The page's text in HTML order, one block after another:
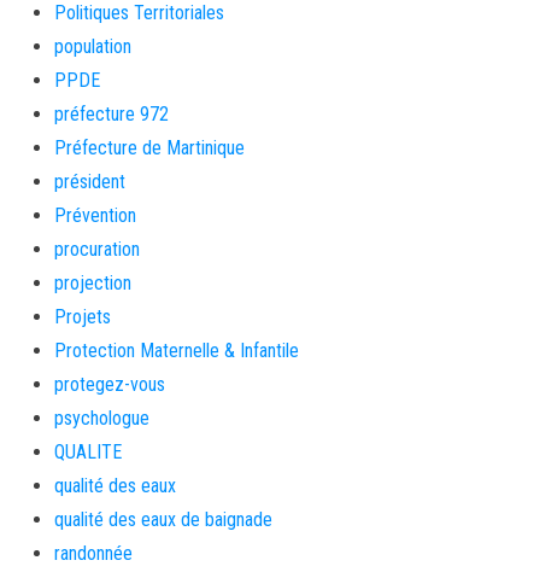
Politiques Territoriales
population
PPDE
préfecture 972
Préfecture de Martinique
président
Prévention
procuration
projection
Projets
Protection Maternelle & Infantile
protegez-vous
psychologue
QUALITE
qualité des eaux
qualité des eaux de baignade
randonnée